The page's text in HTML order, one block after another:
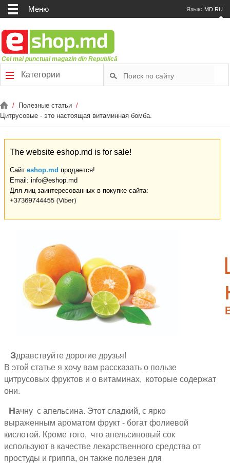
Меню Язык: MD RU
Cel mai punctual magazin din Republică
Категории
/ Полезные статьи /
Цитрусовые - это настоящая витаминная бомба.
The website eshop.md is for sale!
Сайт eshop.md продается!
Email: info@eshop.md
Для лиц заинтересованных в покупке сайта:
Здравствуйте дорогие друзья!
В этой статье я хочу вам рассказать о пользе
цитрусовых фруктов и о витаминах, которые содержат
они.
Начну с апельсина. Этот сладкий, с ярко
выраженным ароматом фрукт - богат фолиевой
кислотой. Кроме того, что апельсиновый сок
используют в качестве лекарственного средства от
простуды и гриппа, он также полезен для